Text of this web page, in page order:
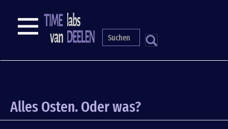
S
NAVIGATION
Alles Osten. Oder was?